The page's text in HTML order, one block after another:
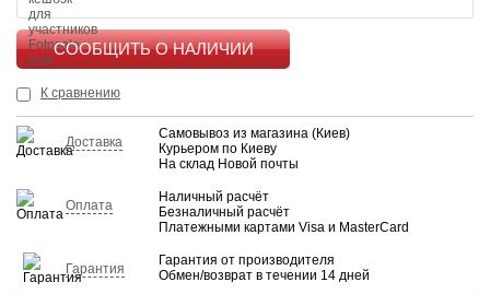
К сравнению
Доставка
Самовывоз из магазина (Киев)
Курьером по Киеву
На склад Новой почты
Оплата
Наличный расчёт
Безналичный расчёт
Платежными картами Visa и MasterCard
Гарантия
Гарантия от производителя
Обмен/возврат в течении 14 дней